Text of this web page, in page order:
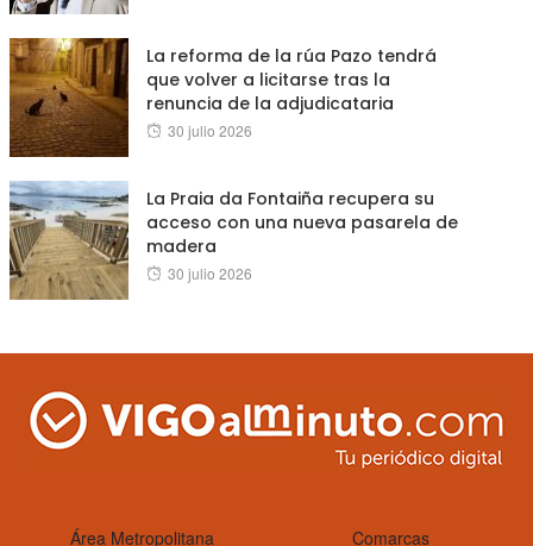
La reforma de la rúa Pazo tendrá
que volver a licitarse tras la
renuncia de la adjudicataria
Posted
30 julio 2026
La Praia da Fontaiña recupera su
acceso con una nueva pasarela de
madera
Posted
30 julio 2026
Área Metropolitana Comarcas